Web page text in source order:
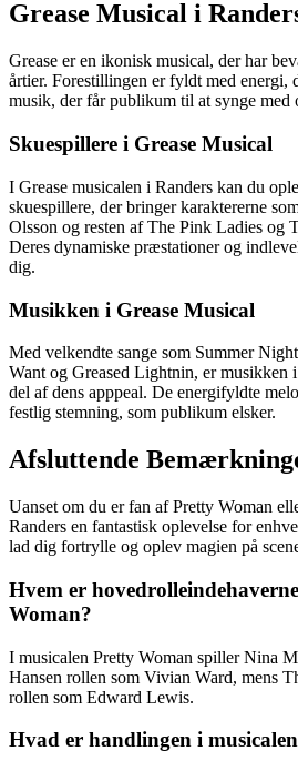
Grease Musical i
Grease er en ikonisk musical, der har
årtier. Forestillingen er fyldt med energi,
musik, der får publikum til at synge med
Skuespillere i Grease Musical
I Grease musicalen i Randers kan du
skuespillere, der bringer karaktererne
Olsson og resten af The Pink Ladies og
Deres dynamiske præstationer og
dig.
Musikken i Grease Musical
Med velkendte sange som Summer
Want og Greased Lightnin, er musikken
del af dens apppeal. De energifyldte
festlig stemning, som publikum elsker.
Afsluttende
Uanset om du er fan af Pretty Woman
Randers en fantastisk oplevelse for
lad dig fortrylle og oplev magien på
Hvem er
Woman?
I musicalen Pretty Woman spiller Nina
Hansen rollen som Vivian Ward, mens
rollen som Edward Lewis.
Hvad er handlingen i